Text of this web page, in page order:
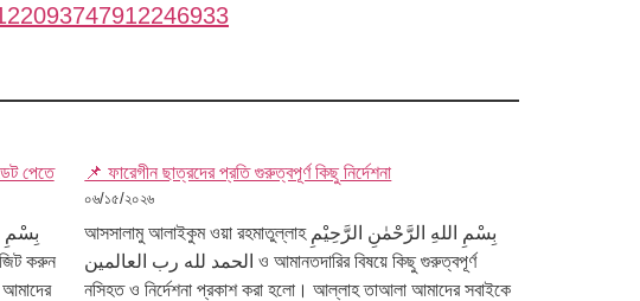
পেতে 📌 ফারেগীন ছাত্রদের প্রতি গুরুত্বপূর্ণ কিছু নির্দেশনা
০৬/১৫/২০২৬
আসসালামু আলাইকুম ওয়া রহমাতুল্লাহ بِسْمِ اللهِ الرَّحْمٰنِ الرَّحِيْمِ
الحمد لله رب العالمين ও আমানতদারির বিষয়ে কিছু গুরুত্বপূর্ণ
নসিহত ও নির্দেশনা প্রকাশ করা হলো। আল্লাহ তাআলা আমাদের সবাইকে